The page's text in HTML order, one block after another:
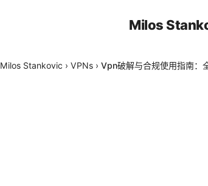
Milos
Milos Stankovic › VPNs › Vpn破解与合规使用指南：